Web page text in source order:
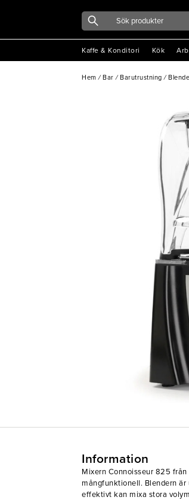
Kaffe & Konditori Kök
Hem / Bar / Barutrustning /
Information
Mixern Connoisseur 825
mångfunktionell. Blendern
effektivt kan mixa stora